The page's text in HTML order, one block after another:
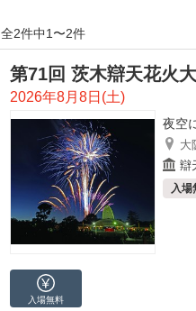
全2件中1〜2件
第71回 茨木辯天花火
2026年8月8日(土)
夜空
大
辯
入場
入場無料